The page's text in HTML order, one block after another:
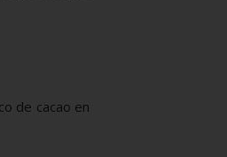
de cacao en